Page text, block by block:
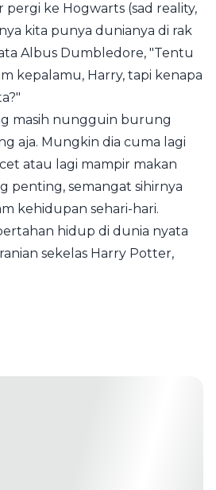
ke Hogwarts (sad reality,
kita punya dunianya di rak
Albus Dumbledore, "Tentu
kepalamu, Harry, tapi kenapa
masih nungguin burung
aja. Mungkin dia cuma lagi
atau lagi mampir makan
penting, semangat sihirnya
kehidupan sehari-hari.
hidup di dunia nyata
sekelas Harry Potter,